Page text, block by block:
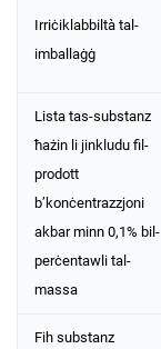
Irriċiklabbiltà tal-
imballaġġ
Lista tas-substanz
ħażin li jinkludu fil-
prodott
b’konċentrazzjoni
akbar minn 0,1% bil-
perċentawli tal-
massa
Fih substanz